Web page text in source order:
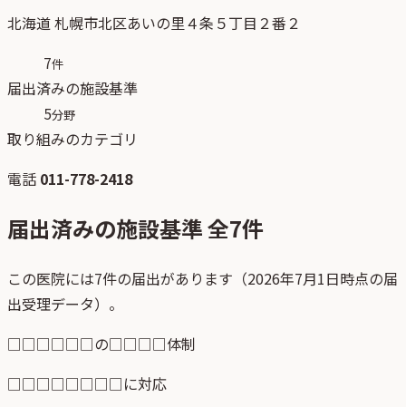
北海道札幌市北区あいの里４条５丁目２番２
7件
届出済みの施設基準
5分野
取り組みのカテゴリ
電話 011-778-2418
届出済みの施設基準 全7件
この医院には7件の届出があります（2026年7月1日時点の届
出受理データ）。
□□□□□□の□□□□体制
□□□□□□□□に対応